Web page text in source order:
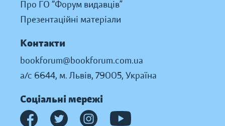
Про ГО “Форум видавців”
Презентаційні матеріали
Контакти
bookforum@bookforum.com.ua
а/с 6644, м. Львів, 79005, Україна
Соціальні мережі